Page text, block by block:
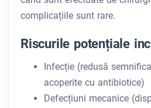
complicațiile sunt rare.
Riscurile potențiale
Infecție (redusă
acoperite cu antibiotice)
Defecțiuni mecanice